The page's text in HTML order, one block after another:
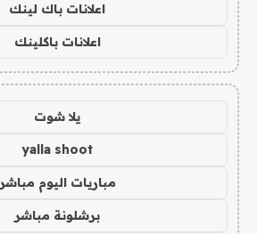
اعلانات باك لينك
اعلانات باكلينك
يلا شوت
yalla shoot
مباريات اليوم مباشر
برشلونة مباشر